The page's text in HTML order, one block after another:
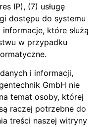
IP), (7) usługę
dostępu do systemu
które służą
w przypadku
i informacji,
GmbH nie
temat osoby, której
raczej potrzebne do
treści naszej witryny